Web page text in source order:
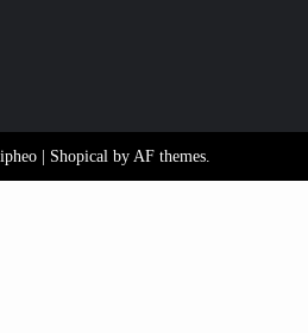
Shopical by AF themes.